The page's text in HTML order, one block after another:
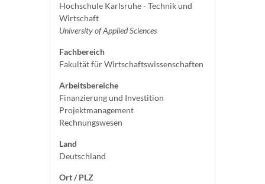
Hochschule Karlsruhe - Technik und
Wirtschaft
University of Applied Sciences
Fachbereich
Fakultät für Wirtschaftswissenschaften
Arbeitsbereiche
Finanzierung und Investition
Projektmanagement
Rechnungswesen
Land
Deutschland
Ort / PLZ